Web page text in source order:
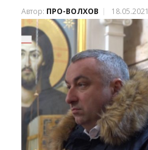
Автор: ПРО-ВОЛХОВ 18.05.2021